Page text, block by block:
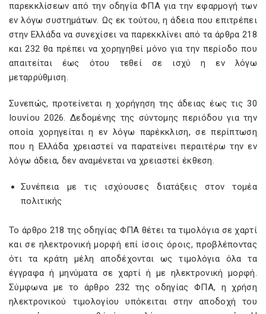
παρεκκλίσεων από την οδηγία ΦΠΑ για την εφαρμογή των
εν λόγω συστημάτων. Ως εκ τούτου, η άδεια που επιτρέπει
στην Ελλάδα να συνεχίσει να παρεκκλίνει από τα άρθρα 218
και 232 θα πρέπει να χορηγηθεί μόνο για την περίοδο που
απαιτείται έως ότου τεθεί σε ισχύ η εν λόγω
μεταρρύθμιση.
Συνεπώς, προτείνεται η χορήγηση της άδειας έως τις 30
Ιουνίου 2026. Δεδομένης της σύντομης περιόδου για την
οποία χορηγείται η εν λόγω παρέκκλιση, σε περίπτωση
που η Ελλάδα χρειαστεί να παρατείνει περαιτέρω την εν
λόγω άδεια, δεν αναμένεται να χρειαστεί έκθεση.
Συνέπεια με τις ισχύουσες διατάξεις στον τομέα
πολιτικής
Το άρθρο 218 της οδηγίας ΦΠΑ θέτει τα τιμολόγια σε χαρτί
και σε ηλεκτρονική μορφή επί ίσοις όροις, προβλέποντας
ότι τα κράτη μέλη αποδέχονται ως τιμολόγια όλα τα
έγγραφα ή μηνύματα σε χαρτί ή με ηλεκτρονική μορφή.
Σύμφωνα με το άρθρο 232 της οδηγίας ΦΠΑ, η χρήση
ηλεκτρονικού τιμολογίου υπόκειται στην αποδοχή του